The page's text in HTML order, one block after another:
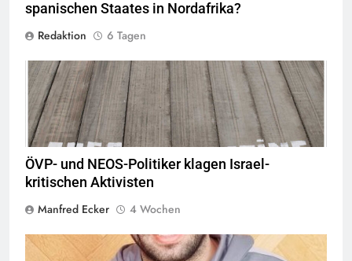
spanischen Staates in Nordafrika?
Redaktion
6 Tagen
Montecruz Foto flickr, Quelle © CC BY-SA 2.0
ÖVP- und NEOS-Politiker klagen Israel-
kritischen Aktivisten
Manfred Ecker
4 Wochen
© Twitter Mustafa ayyash